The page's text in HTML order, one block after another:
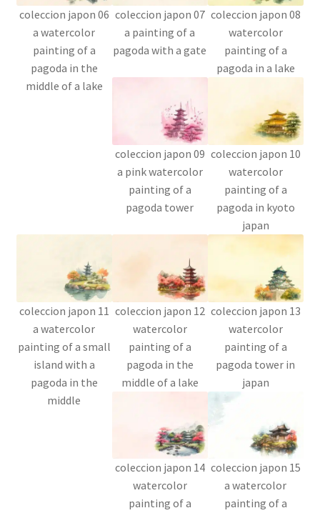
coleccion japon 06
a watercolor
painting of a
pagoda in the
middle of a lake
coleccion japon 07
a painting of a
pagoda with a gate
coleccion japon 08
watercolor
painting of a
pagoda in a lake
coleccion japon 09
a pink watercolor
painting of a
pagoda tower
coleccion japon 10
watercolor
painting of a
pagoda in kyoto
japan
coleccion japon 11
a watercolor
painting of a small
island with a
pagoda in the
middle
coleccion japon 12
watercolor
painting of a
pagoda in the
middle of a lake
coleccion japon 13
watercolor
painting of a
pagoda tower in
japan
coleccion japon 14
watercolor
painting of a
coleccion japon 15
a watercolor
painting of a